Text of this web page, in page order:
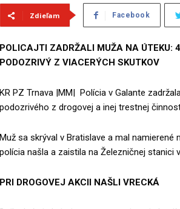
Zdieľam Facebook
POLICAJTI ZADRŽALI MUŽA NA ÚTEKU:
PODOZRIVÝ Z VIACERÝCH SKUTKOV
KR PZ Trnava |MM| Polícia v Galante
podozrivého z drogovej a inej trestnej
Muž sa skrýval v Bratislave a mal
polícia našla a zaistila na Železničnej stanici
PRI DROGOVEJ AKCII NAŠLI VRECKÁ